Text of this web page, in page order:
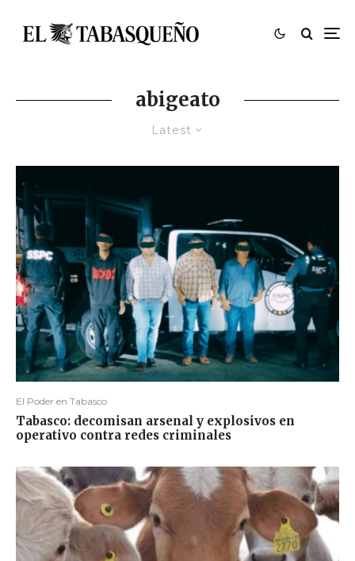
abigeato
Latest
El Poder en Tabasco
Tabasco: decomisan arsenal y explosivos en
operativo contra redes criminales